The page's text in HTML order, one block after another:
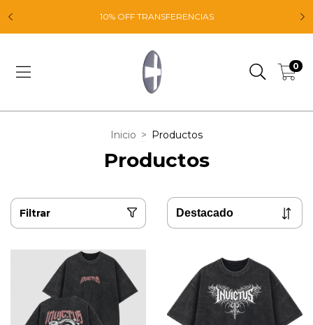
10% OFF TRANSFERENCIAS
0
Inicio > Productos
Productos
Filtrar